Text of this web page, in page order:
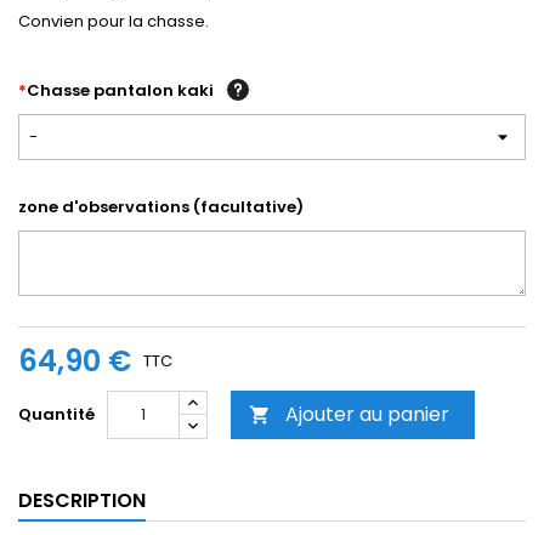
Convien pour la chasse.
*Chasse pantalon kaki
-
zone d'observations (facultative)
64,90 € TTC
Quantité  Ajouter au panier
DESCRIPTION